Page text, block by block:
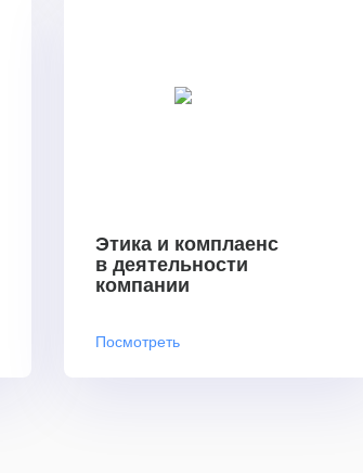
Этика и комплаенс
в деятельности
компании
Посмотреть